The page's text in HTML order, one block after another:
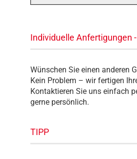
Individuelle Anfertigungen
Wünschen Sie einen anderen
Kein Problem – wir fertigen
Kontaktieren Sie uns einfach
gerne persönlich.
TIPP